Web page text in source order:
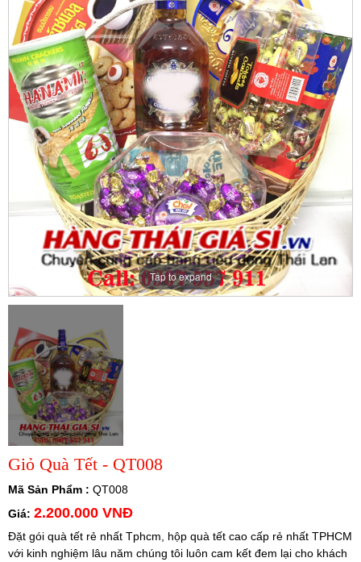
Tap to expand
Giỏ Quà Tết - QT008
Mã Sản Phẩm : QT008
Giá: 2.200.000 VNĐ
Đặt gói quà tết rẻ nhất Tphcm, hộp quà tết cao cấp rẻ nhất TPHCM
với kinh nghiệm lâu năm chúng tôi luôn cam kết đem lại cho khách